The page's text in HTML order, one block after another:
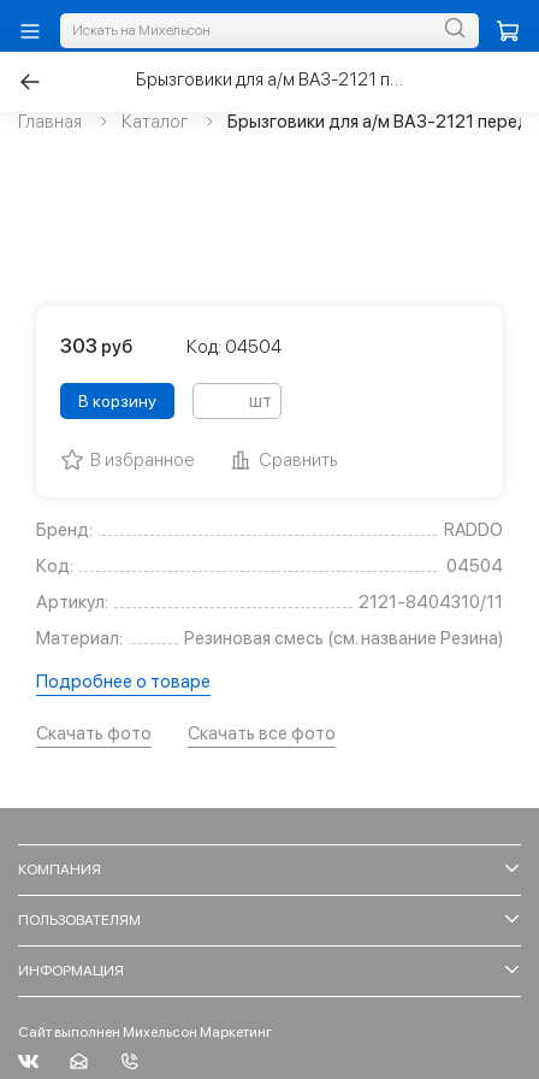
Главная Каталог Брызговики для а/м ВАЗ-2121
Бренд:
RADDO
Код:
04504
Артикул:
2121-8404310/11
Материал:
Резиновая смесь (см. название Резина)
Подробнее о товаре
Скачать фото Скачать все фото
303 руб Код: 04504
В корзину шт
В избранное Сравнить
КОМПАНИЯ
ПОЛЬЗОВАТЕЛЯМ
ИНФОРМАЦИЯ
Сайт выполнен Михельсон Маркетинг